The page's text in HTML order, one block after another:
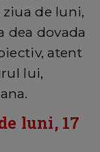
de luni,
dea dovada
atent
lui,
luni, 17